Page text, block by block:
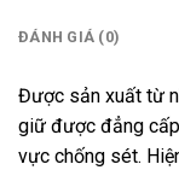
ĐÁNH GIÁ (0)
Được sản xuất từ
giữ được đẳng
vực chống sét.